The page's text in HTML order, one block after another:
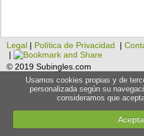
Legal | Política de Privacidad |
|
© 2019 Subingles.com
Usamos cookies propias y de
personalizada según su
consideramos que